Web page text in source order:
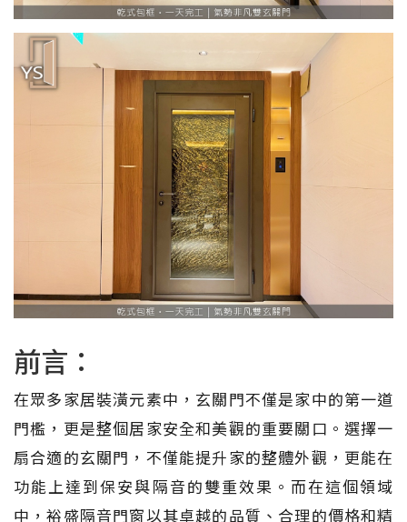
前言：
在眾多家居裝潢元素中，玄關門不僅是家中的第一道
門檻，更是整個居家安全和美觀的重要關口。選擇一
扇合適的玄關門，不僅能提升家的整體外觀，更能在
功能上達到保安與隔音的雙重效果。而在這個領域
中，裕盛隔音門窗以其卓越的品質、合理的價格和精